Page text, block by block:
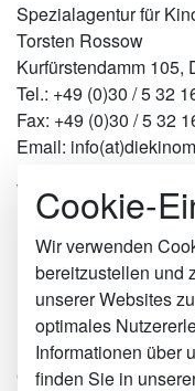
Spezialagentur für
Torsten Rossow
Kurfürstendamm 105,
Tel.: +49 (0)30 / 5 32
Fax: +49 (0)30 / 5 32
Email:
Werben in Städten
Berlin
Hamburg
München
Köln
Limburg an der Lahn
Rostock
Oberammergau
Cookie-
Wir verwenden
bereitzustellen und
unserer Websites
optimales
Informationen über
finden Sie in